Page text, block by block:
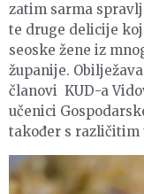
zatim sarma
te druge delicije
seoske žene iz
županije.
članovi KUD-a
učenici
također s različitim